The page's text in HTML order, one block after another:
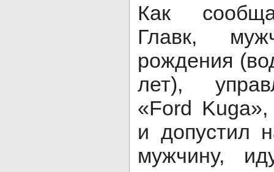
Как
Главк,
рождения
лет),
«Ford
и допустил
мужчину,